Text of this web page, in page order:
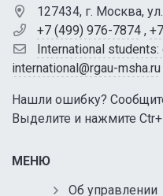
127434, г. Москва,
+7 (499) 976-7874 ,
International students:
international@rgau-msha.ru
Нашли ошибку?
Выделите и нажмите
МЕНЮ
Об управлении